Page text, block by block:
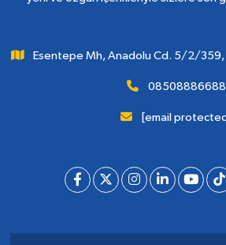
Esentepe Mh, Anadolu Cd. 5/2/
08508886688
[email